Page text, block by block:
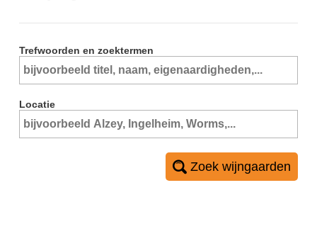
Trefwoorden en zoektermen
Locatie
Zoek wijngaarden